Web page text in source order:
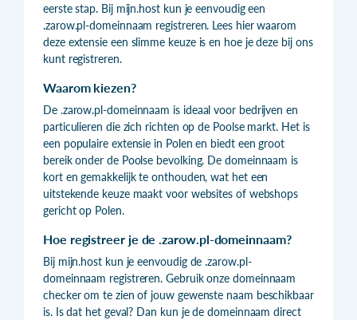
eerste stap. Bij mijn.host kun je eenvoudig een
.zarow.pl-domeinnaam registreren. Lees hier waarom
deze extensie een slimme keuze is en hoe je deze bij ons
kunt registreren.
Waarom kiezen?
De .zarow.pl-domeinnaam is ideaal voor bedrijven en
particulieren die zich richten op de Poolse markt. Het is
een populaire extensie in Polen en biedt een groot
bereik onder de Poolse bevolking. De domeinnaam is
kort en gemakkelijk te onthouden, wat het een
uitstekende keuze maakt voor websites of webshops
gericht op Polen.
Hoe registreer je de .zarow.pl-domeinnaam?
Bij mijn.host kun je eenvoudig de .zarow.pl-
domeinnaam registreren. Gebruik onze domeinnaam
checker om te zien of jouw gewenste naam beschikbaar
is. Is dat het geval? Dan kun je de domeinnaam direct